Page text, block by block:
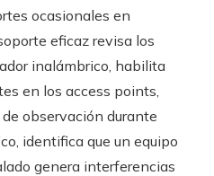
ocasionales en
eficaz revisa los
inalámbrico, habilita
en los access points,
observación durante
identifica que un equipo
genera interferencias